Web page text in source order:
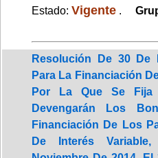
Estado: Vigente .
Resolución De 30 De
Para La Financiación
Por La Que Se
Devengarán Los
Financiación De Los
De Interés